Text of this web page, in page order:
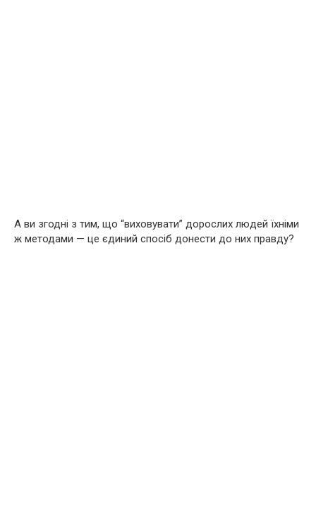
А ви згодні з тим, що “виховувати” дорослих людей їхніми
ж методами — це єдиний спосіб донести до них правду?